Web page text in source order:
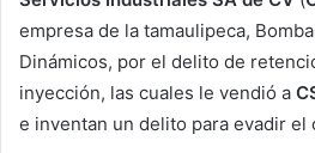
empresa de la tamaulipeca,
Dinámicos, por el delito de
inyección, las cuales le vendió a
e inventan un delito para evadir el